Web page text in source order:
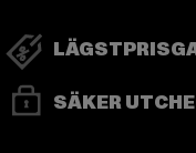
SÄKER